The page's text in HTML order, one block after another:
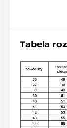
Tabela